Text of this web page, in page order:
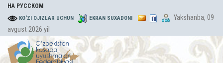
НА РУССКОМ
KO‘ZI OJIZLAR UCHUN EKRAN SUXADONI
Yakshanba, 09
avgust 2026 yil